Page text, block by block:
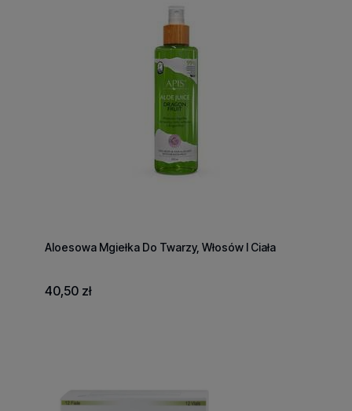
Aloesowa Mgiełka Do Twarzy, Włosów I Ciała
40,50 zł